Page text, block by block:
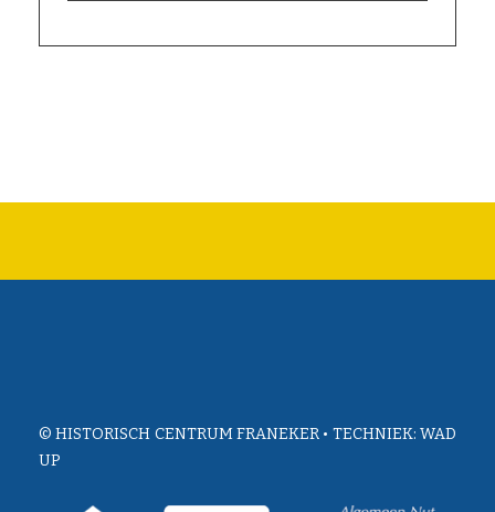
© HISTORISCH CENTRUM FRANEKER • TECHNIEK: WAD
UP